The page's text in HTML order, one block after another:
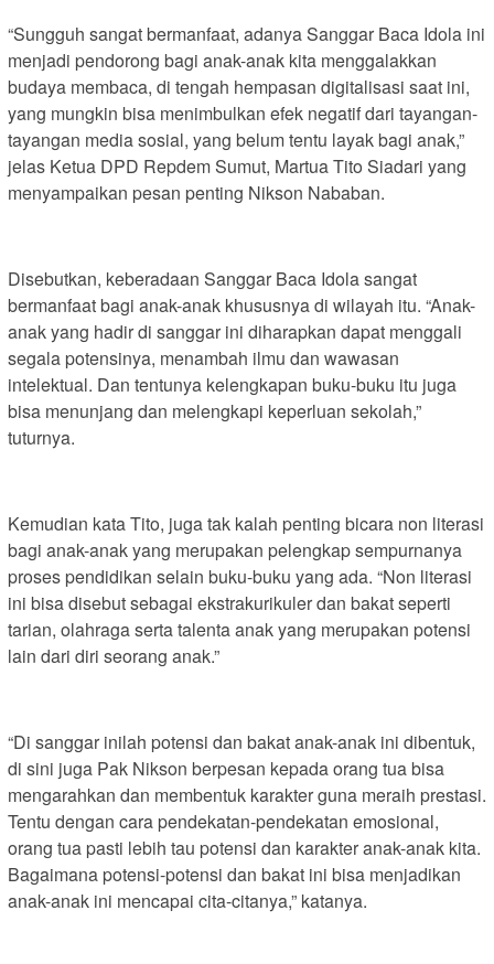
“Sungguh sangat bermanfaat, adanya Sanggar Baca Idola ini
menjadi pendorong bagi anak-anak kita menggalakkan
budaya membaca, di tengah hempasan digitalisasi saat ini,
yang mungkin bisa menimbulkan efek negatif dari tayangan-
tayangan media sosial, yang belum tentu layak bagi anak,”
jelas Ketua DPD Repdem Sumut, Martua Tito Siadari yang
menyampaikan pesan penting Nikson Nababan.
Disebutkan, keberadaan Sanggar Baca Idola sangat
bermanfaat bagi anak-anak khususnya di wilayah itu. “Anak-
anak yang hadir di sanggar ini diharapkan dapat menggali
segala potensinya, menambah ilmu dan wawasan
intelektual. Dan tentunya kelengkapan buku-buku itu juga
bisa menunjang dan melengkapi keperluan sekolah,”
tuturnya.
Kemudian kata Tito, juga tak kalah penting bicara non literasi
bagi anak-anak yang merupakan pelengkap sempurnanya
proses pendidikan selain buku-buku yang ada. “Non literasi
ini bisa disebut sebagai ekstrakurikuler dan bakat seperti
tarian, olahraga serta talenta anak yang merupakan potensi
lain dari diri seorang anak.”
“Di sanggar inilah potensi dan bakat anak-anak ini dibentuk,
di sini juga Pak Nikson berpesan kepada orang tua bisa
mengarahkan dan membentuk karakter guna meraih prestasi.
Tentu dengan cara pendekatan-pendekatan emosional,
orang tua pasti lebih tau potensi dan karakter anak-anak kita.
Bagaimana potensi-potensi dan bakat ini bisa menjadikan
anak-anak ini mencapai cita-citanya,” katanya.